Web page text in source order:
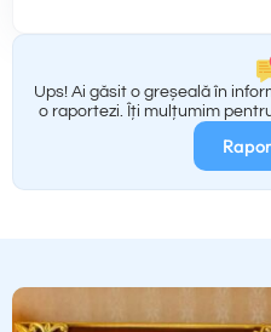
Ups! Ai găsit o greșeală în
o raportezi. Îți mulțumim